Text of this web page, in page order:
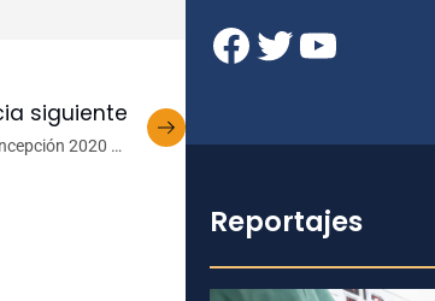
siguiente
2020 se
Facebook Twitter YouTube
Reportajes